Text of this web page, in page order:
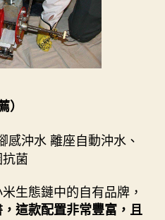
）
感沖水 離座自動沖水、
菌
生態鏈中的自有品牌，
這款配置非常豐富，且